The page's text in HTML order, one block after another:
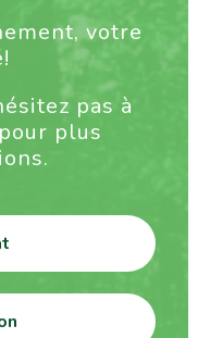
votre
pas à
plus